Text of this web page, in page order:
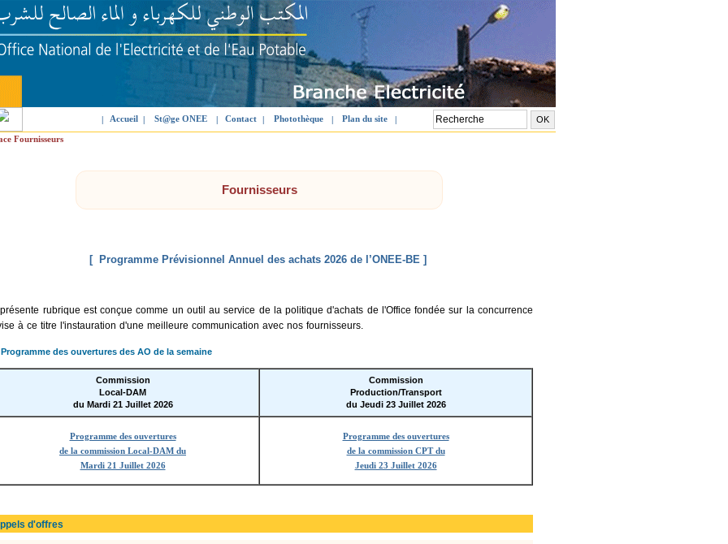
| Accueil | St@ge ONEE | Contact | Photothèque | Plan du site
|
Fournisseurs
Fournisseurs
[ Programme Prévisionnel Annuel des achats 2026 de l’ONEE-BE ]
rubrique est conçue comme un outil au service de la politique d'achats de l'Office fondée sur la concurrence
à ce titre l'instauration d'une meilleure communication avec nos fournisseurs.
Programme des ouvertures des AO de la semaine
Commission
Local-DAM
du Mardi 21 Juillet 2026
Commission
Production/Transport
du Jeudi 23 Juillet 2026
Programme des ouvertures
de la commission Local-DAM du
Mardi 21 Juillet 2026
Programme des ouvertures
de la commission CPT du
Jeudi 23 Juillet 2026
d'offres